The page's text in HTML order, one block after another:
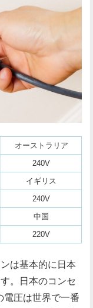
オーストラリア
240V
イギリス
240V
中国
220V
は基本的に日本
。日本のコンセ
電圧は世界で一番